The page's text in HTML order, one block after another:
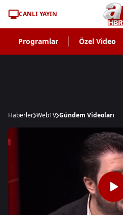
CANLI YAYIN
Programlar Özel Video
Haberler WebTV Gündem Videoları